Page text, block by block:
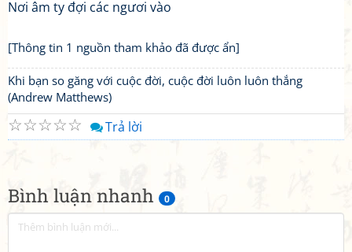
Bình luận nhanh 0
Nơi âm ty đợi các ngươi vào
[Thông tin 1 nguồn tham khảo đã được ẩn]
Khi bạn so găng với cuộc đời, cuộc đời luôn luôn thắng
(Andrew Matthews)
☆
☆
☆
☆
☆ Trả lời